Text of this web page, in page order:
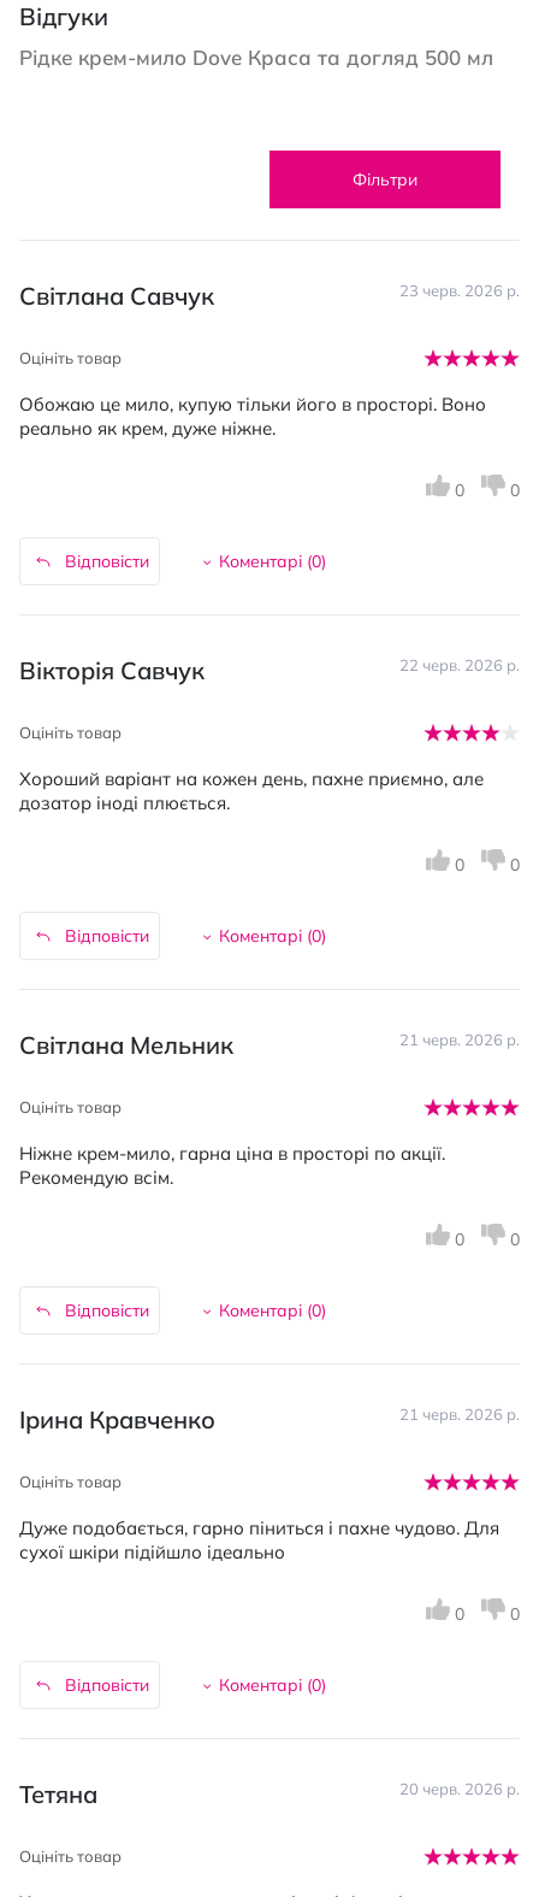
Відгуки
Рідке крем-мило Dove Краса та догляд 500 мл
Фільтри
Світлана Савчук 23 черв. 2026 р.
Оцініть товар
Обожаю це мило, купую тільки його в просторі. Воно
реально як крем, дуже ніжне.
Відповісти Коментарі (0)
0 0
Вікторія Савчук 22 черв. 2026 р.
Оцініть товар
Хороший варіант на кожен день, пахне приємно, але
дозатор іноді плюється.
Відповісти Коментарі (0)
0 0
Світлана Мельник 21 черв. 2026 р.
Оцініть товар
Ніжне крем-мило, гарна ціна в просторі по акції.
Рекомендую всім.
Відповісти Коментарі (0)
0 0
Ірина Кравченко 21 черв. 2026 р.
Оцініть товар
Дуже подобається, гарно піниться і пахне чудово. Для
сухої шкіри підійшло ідеально
Відповісти Коментарі (0)
0 0
Тетяна 20 черв. 2026 р.
Оцініть товар